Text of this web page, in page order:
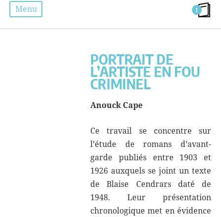
Menu 1
PORTRAIT DE L’ARTISTE EN FOU CRIMINEL
PORTRAIT DE
L’ARTISTE EN FOU
CRIMINEL
Anouck Cape
Ce travail se concentre sur
l’étude de romans d’avant-
garde publiés entre 1903 et
1926 auxquels se joint un texte
de Blaise Cendrars daté de
1948. Leur présentation
chronologique met en évidence